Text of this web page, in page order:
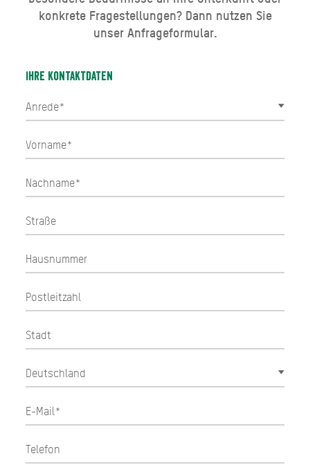
konkrete Fragestellungen? Dann nutzen Sie
unser Anfrageformular.
Ihre Kontaktdaten